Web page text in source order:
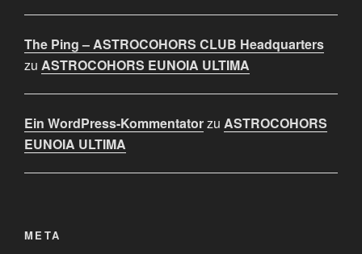
The Ping – ASTROCOHORS CLUB Headquarters
zu ASTROCOHORS EUNOIA ULTIMA
Ein WordPress-Kommentatorzu ASTROCOHORS
EUNOIA ULTIMA
META